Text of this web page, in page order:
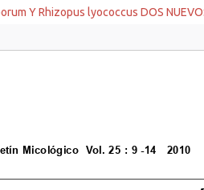
Y Rhizopus lyococcus DOS